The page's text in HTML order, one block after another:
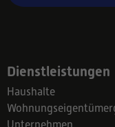
Dienstleistungen
Haushalte